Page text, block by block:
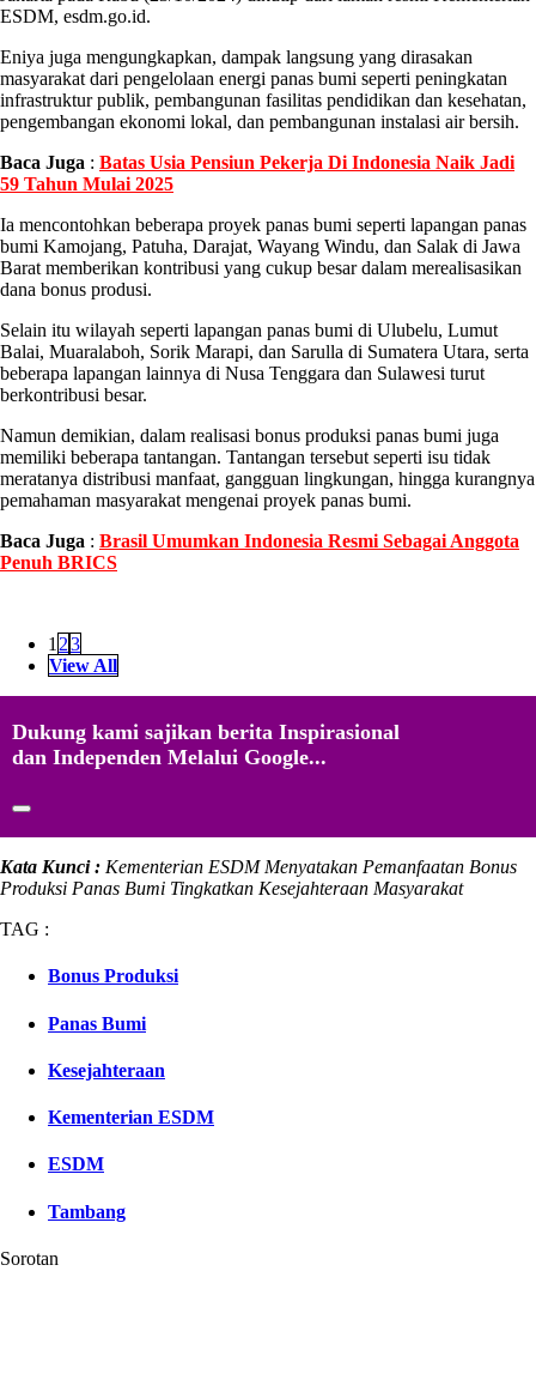
ESDM, esdm.go.id.
Eniya juga mengungkapkan, dampak langsung yang dirasakan
masyarakat dari pengelolaan energi panas bumi seperti peningkatan
infrastruktur publik, pembangunan fasilitas pendidikan dan kesehatan,
pengembangan ekonomi lokal, dan pembangunan instalasi air bersih.
Baca Juga : Batas Usia Pensiun Pekerja Di Indonesia Naik Jadi
59 Tahun Mulai 2025
Ia mencontohkan beberapa proyek panas bumi seperti lapangan panas
bumi Kamojang, Patuha, Darajat, Wayang Windu, dan Salak di Jawa
Barat memberikan kontribusi yang cukup besar dalam merealisasikan
dana bonus produsi.
Selain itu wilayah seperti lapangan panas bumi di Ulubelu, Lumut
Balai, Muaralaboh, Sorik Marapi, dan Sarulla di Sumatera Utara, serta
beberapa lapangan lainnya di Nusa Tenggara dan Sulawesi turut
berkontribusi besar.
Namun demikian, dalam realisasi bonus produksi panas bumi juga
memiliki beberapa tantangan. Tantangan tersebut seperti isu tidak
meratanya distribusi manfaat, gangguan lingkungan, hingga kurangnya
pemahaman masyarakat mengenai proyek panas bumi.
Baca Juga : Brasil Umumkan Indonesia Resmi Sebagai Anggota
Penuh BRICS
1 23
View All
Dukung kami sajikan berita Inspirasional
dan Independen Melalui Google...
Kata Kunci : Kementerian ESDM Menyatakan Pemanfaatan Bonus
Produksi Panas Bumi Tingkatkan Kesejahteraan Masyarakat
TAG :
Bonus Produksi
Panas Bumi
Kesejahteraan
Kementerian ESDM
ESDM
Tambang
Sorotan